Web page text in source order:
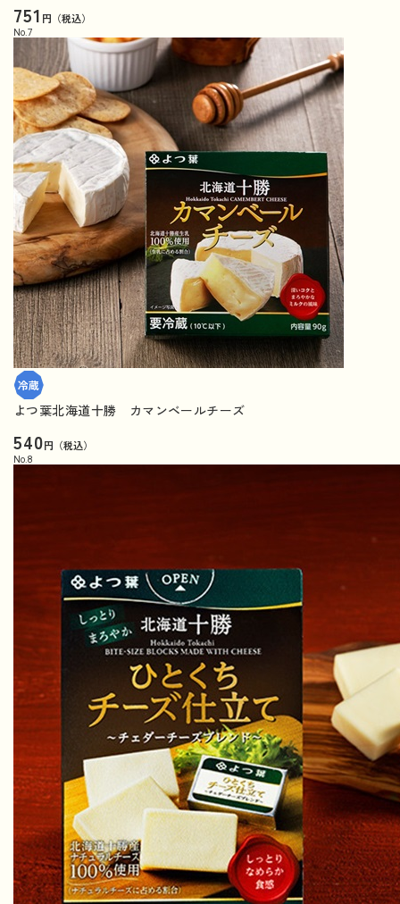
751 円（税込）
No. 7
よつ葉北海道十勝 カマンベールチーズ
540円（税込）
No. 8